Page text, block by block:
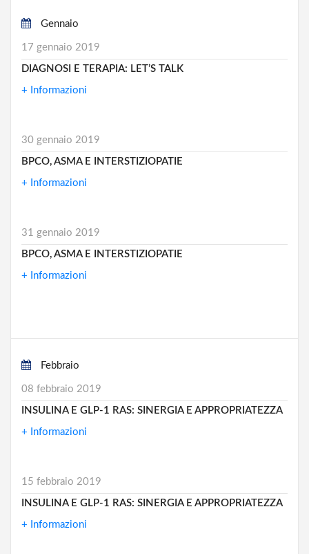
Gennaio
17 gennaio 2019
DIAGNOSI E TERAPIA: LET’S TALK
+ Informazioni
30 gennaio 2019
BPCO, ASMA E INTERSTIZIOPATIE
+ Informazioni
31 gennaio 2019
BPCO, ASMA E INTERSTIZIOPATIE
+ Informazioni
Febbraio
08 febbraio 2019
INSULINA E GLP-1 RAS: SINERGIA E APPROPRIATEZZA
+ Informazioni
15 febbraio 2019
INSULINA E GLP-1 RAS: SINERGIA E APPROPRIATEZZA
+ Informazioni